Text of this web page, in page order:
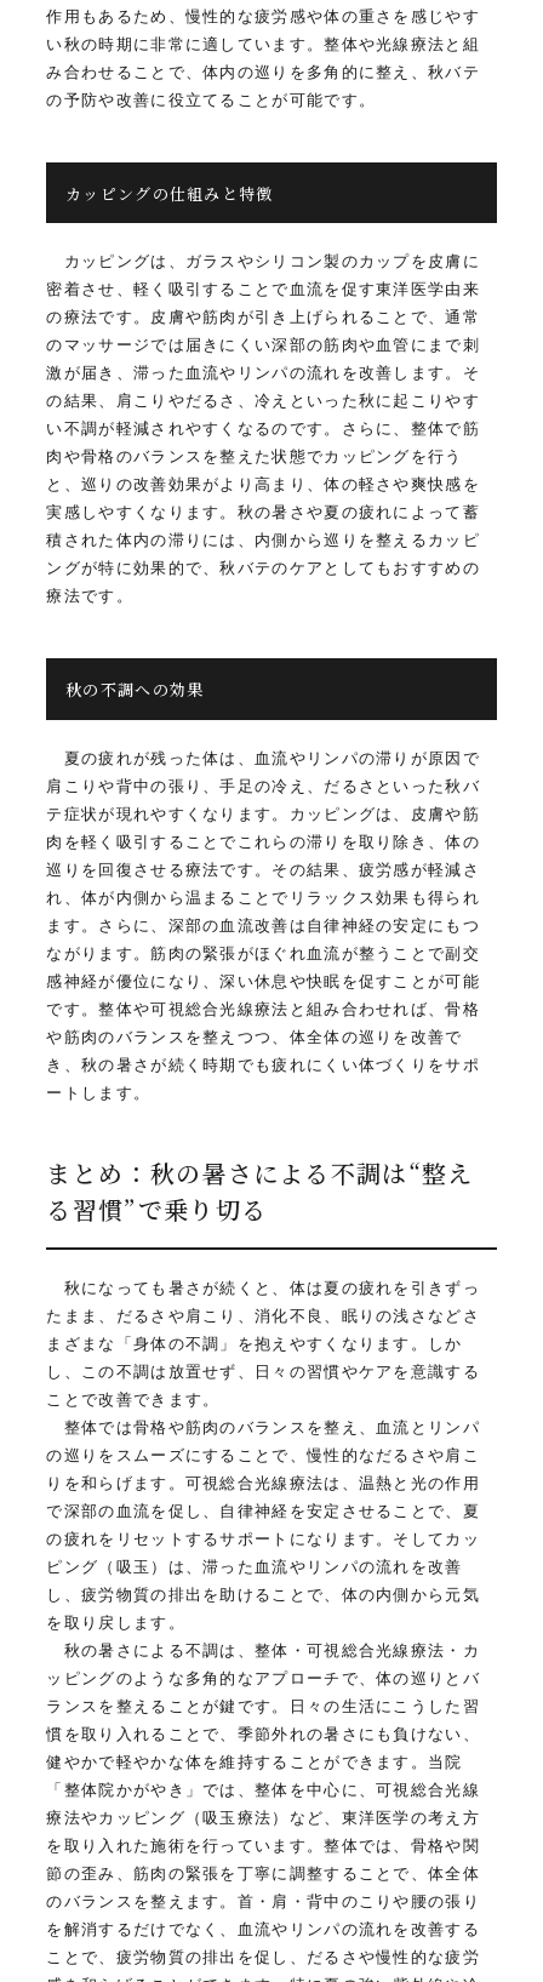
作用もあるため、慢性的な疲労感や体の重さを感じやす
い秋の時期に非常に適しています。整体や光線療法と組
み合わせることで、体内の巡りを多角的に整え、秋バテ
の予防や改善に役立てることが可能です。
カッピングの仕組みと特徴
カッピングは、ガラスやシリコン製のカップを皮膚に
密着させ、軽く吸引することで血流を促す東洋医学由来
の療法です。皮膚や筋肉が引き上げられることで、通常
のマッサージでは届きにくい深部の筋肉や血管にまで刺
激が届き、滞った血流やリンパの流れを改善します。そ
の結果、肩こりやだるさ、冷えといった秋に起こりやす
い不調が軽減されやすくなるのです。さらに、整体で筋
肉や骨格のバランスを整えた状態でカッピングを行う
と、巡りの改善効果がより高まり、体の軽さや爽快感を
実感しやすくなります。秋の暑さや夏の疲れによって蓄
積された体内の滞りには、内側から巡りを整えるカッピ
ングが特に効果的で、秋バテのケアとしてもおすすめの
療法です。
秋の不調への効果
夏の疲れが残った体は、血流やリンパの滞りが原因で
肩こりや背中の張り、手足の冷え、だるさといった秋バ
テ症状が現れやすくなります。カッピングは、皮膚や筋
肉を軽く吸引することでこれらの滞りを取り除き、体の
巡りを回復させる療法です。その結果、疲労感が軽減さ
れ、体が内側から温まることでリラックス効果も得られ
ます。さらに、深部の血流改善は自律神経の安定にもつ
ながります。筋肉の緊張がほぐれ血流が整うことで副交
感神経が優位になり、深い休息や快眠を促すことが可能
です。整体や可視総合光線療法と組み合わせれば、骨格
や筋肉のバランスを整えつつ、体全体の巡りを改善で
き、秋の暑さが続く時期でも疲れにくい体づくりをサポ
ートします。
まとめ：秋の暑さによる不調は“整え
る習慣”で乗り切る
秋になっても暑さが続くと、体は夏の疲れを引きずっ
たまま、だるさや肩こり、消化不良、眠りの浅さなどさ
まざまな「身体の不調」を抱えやすくなります。しか
し、この不調は放置せず、日々の習慣やケアを意識する
ことで改善できます。
整体では骨格や筋肉のバランスを整え、血流とリンパ
の巡りをスムーズにすることで、慢性的なだるさや肩こ
りを和らげます。可視総合光線療法は、温熱と光の作用
で深部の血流を促し、自律神経を安定させることで、夏
の疲れをリセットするサポートになります。そしてカッ
ピング（吸玉）は、滞った血流やリンパの流れを改善
し、疲労物質の排出を助けることで、体の内側から元気
を取り戻します。
秋の暑さによる不調は、整体・可視総合光線療法・カ
ッピングのような多角的なアプローチで、体の巡りとバ
ランスを整えることが鍵です。日々の生活にこうした習
慣を取り入れることで、季節外れの暑さにも負けない、
健やかで軽やかな体を維持することができます。当院
「整体院かがやき」では、整体を中心に、可視総合光線
療法やカッピング（吸玉療法）など、東洋医学の考え方
を取り入れた施術を行っています。整体では、骨格や関
節の歪み、筋肉の緊張を丁寧に調整することで、体全体
のバランスを整えます。首・肩・背中のこりや腰の張り
を解消するだけでなく、血流やリンパの流れを改善する
ことで、疲労物質の排出を促し、だるさや慢性的な疲労